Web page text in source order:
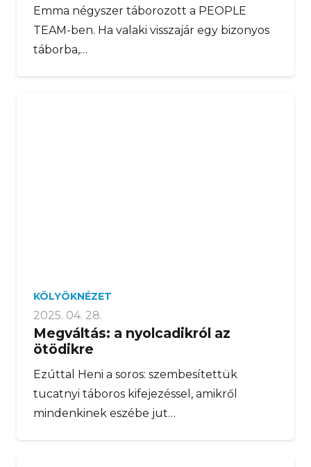
Emma négyszer táborozott a PEOPLE
TEAM-ben. Ha valaki visszajár egy bizonyos
táborba,…
KÖLYÖKNÉZET
2025. 04. 28.
Megváltás: a nyolcadikról az
ötödikre
Ezúttal Heni a soros: szembesítettük
tucatnyi táboros kifejezéssel, amikről
mindenkinek eszébe jut…